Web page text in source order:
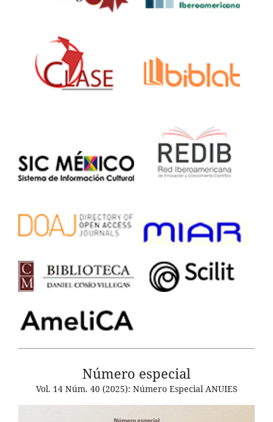
Número especial
Vol. 14 Núm. 40 (2025): Número Especial ANUIES